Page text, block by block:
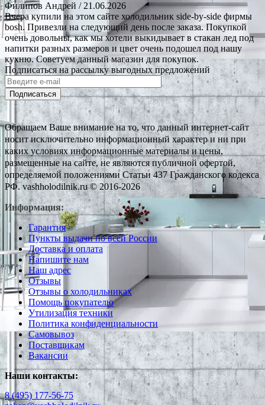
Филипов Андрей / 21.06.2026
Вчера купили на этом сайте холодильник side-by-side фирмы
bosh. Привезли на следующий день после заказа. Покупкой
очень довольны, как мы хотели выкидывает в стакан лед под
напитки разных размеров и цвет очень подошел под нашу
кухню. Советуем данный магазин для покупок.
Подписаться на рассылку выгодных предложений
Подписаться
Обращаем Ваше внимание на то, что данный интернет-сайт
носит исключительно информационный характер и ни при
каких условиях информационные материалы и цены,
размещенные на сайте, не являются публичной офертой,
определяемой положениями Статьи 437 Гражданского кодекса
РФ. vashholodilnik.ru © 2016-2026
Информация:
Гарантия
Пункты выдачи по всей России
Доставка и оплата
Напишите нам
Наш адрес
Отзывы
Отзывы о холодильниках
Помощь покупателю
Утилизация техники
Политика конфиденциальности
Самовывоз
Поставщикам
Вакансии
Наши контакты:
8 (495) 177-56-75